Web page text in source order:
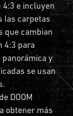
e incluyen
las carpetas
que cambian
4:3 para
y
se usan
DOOM
obtener más